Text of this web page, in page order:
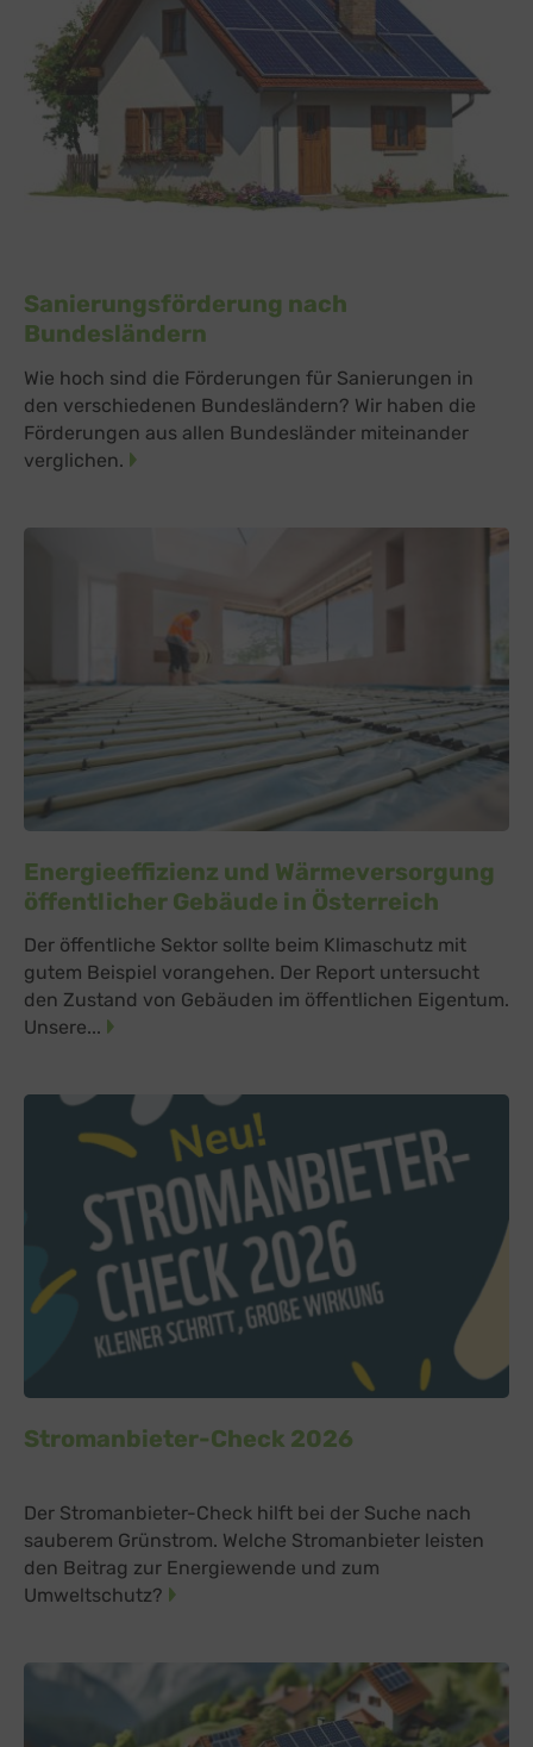
Sanierungsförderung nach
Bundesländern
Wie hoch sind die Förderungen für Sanierungen in
den verschiedenen Bundesländern? Wir haben die
Förderungen aus allen Bundesländer miteinander
verglichen.
Energieeffizienz und Wärmeversorgung
öffentlicher Gebäude in Österreich
Der öffentliche Sektor sollte beim Klimaschutz mit
gutem Beispiel vorangehen. Der Report untersucht
den Zustand von Gebäuden im öffentlichen Eigentum.
Unsere...
Stromanbieter-Check 2026
Der Stromanbieter-Check hilft bei der Suche nach
sauberem Grünstrom. Welche Stromanbieter leisten
den Beitrag zur Energiewende und zum
Umweltschutz?